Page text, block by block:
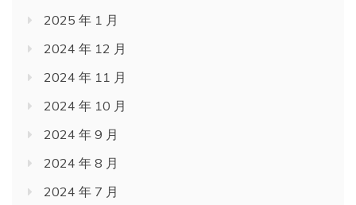
2025 年 1 月
2024 年 12 月
2024 年 11 月
2024 年 10 月
2024 年 9 月
2024 年 8 月
2024 年 7 月